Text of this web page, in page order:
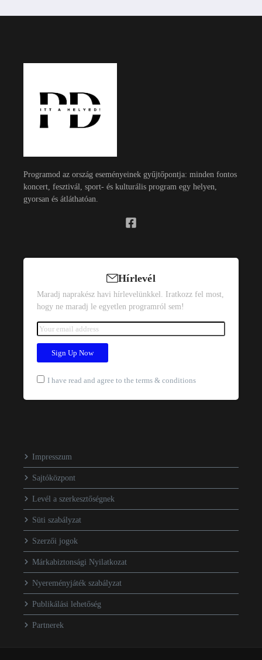
Programod az ország eseményeinek gyűjtőpontja: minden fontos
koncert, fesztivál, sport- és kulturális program egy helyen,
gyorsan és átláthatóan.
Hírlevél
Maradj naprakész havi hírlevelünkkel. Iratkozz fel most,
hogy ne maradj le egyetlen programról sem!
I have read and agree to the terms & conditions
Impresszum
Sajtóközpont
Levél a szerkesztőségnek
Süti szabályzat
Szerzői jogok
Márkabiztonsági Nyilatkozat
Nyereményjáték szabályzat
Publikálási lehetőség
Partnerek